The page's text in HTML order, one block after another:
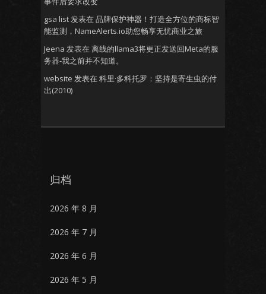
gsa list发表在 品牌保护神器！打造全方位的商标智
能监测，NameAlerts.io助您畅享无忧商业之旅
Jeena 发表在 离线的llama3将更正发送回Meta的服
务器-我之前并不知道。
website 发表在 科里·多科托罗：坚持是寄生虫的付
出(2010)
归档
2026 年 8 月
2026 年 7 月
2026 年 6 月
2026 年 5 月